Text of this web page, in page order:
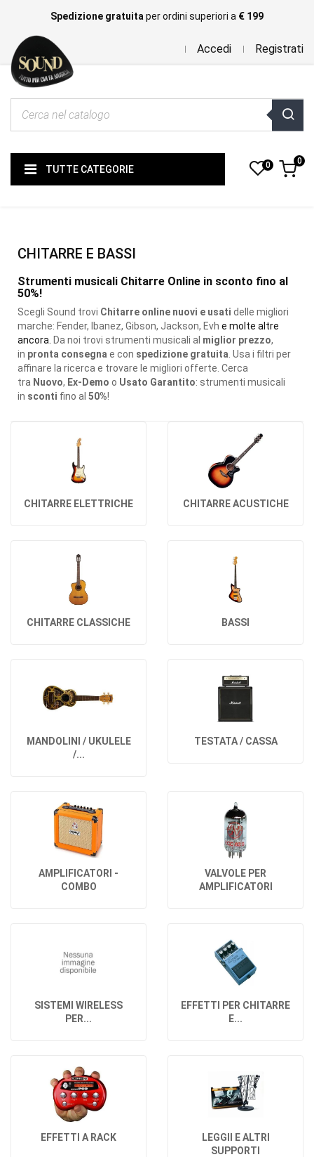
Spedizione gratuita per ordini superiori a € 199
Accedi Registrati
TUTTE CATEGORIE 0 0
CHITARRE E BASSI
Strumenti musicali Chitarre Online in sconto fino al
50%!
Scegli Sound trovi Chitarre online nuovi e usati delle migliori
marche: Fender, Ibanez, Gibson, Jackson, Evh e molte altre
ancora. Da noi trovi strumenti musicali al miglior prezzo,
in pronta consegna e con spedizione gratuita . Usa i filtri per
affinare la ricerca e trovare le migliori offerte. Cerca
tra Nuovo, Ex-Demo o Usato Garantito: strumenti musicali
in sconti fino al 50%!
CHITARRE ELETTRICHE CHITARRE ACUSTICHE
CHITARRE CLASSICHE BASSI
MANDOLINI / UKULELE
/...
TESTATA / CASSA
AMPLIFICATORI -
COMBO
VALVOLE PER
AMPLIFICATORI
SISTEMI WIRELESS
PER...
EFFETTI PER CHITARRE
E...
EFFETTI A RACK
LEGGII E ALTRI
SUPPORTI